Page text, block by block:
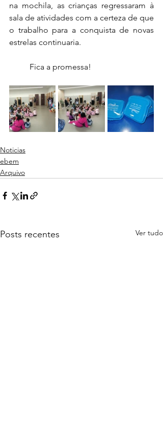
na mochila, as crianças regressaram à
sala de atividades com a certeza de que
o trabalho para a conquista de novas
estrelas continuaria.
	Fica a promessa!
Noticias
ebem
Arquivo
Posts recentes Ver tudo